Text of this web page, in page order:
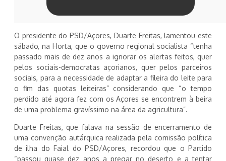
O presidente do PSD/Açores, Duarte Freitas, lamentou este
sábado, na Horta, que o governo regional socialista “tenha
passado mais de dez anos a ignorar os alertas feitos, quer
pelos sociais-democratas açorianos, quer pelos parceiros
sociais, para a necessidade de adaptar a fileira do leite para
o fim das quotas leiteiras” considerando que “o tempo
perdido até agora fez com os Açores se encontrem à beira
de uma problema gravíssimo na área da agricultura”.
Duarte Freitas, que falava na sessão de encerramento de
uma convenção autárquica realizada pela comissão política
de ilha do Faial do PSD/Açores, recordou que o Partido
“passou quase dez anos a pregar no deserto e a tentar